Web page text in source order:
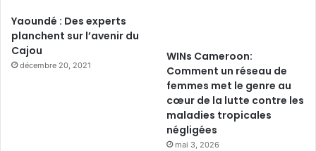
Yaoundé : Des experts
planchent sur l’avenir du
Cajou
décembre 20, 2021
WINs Cameroon:
Comment un réseau de
femmes met le genre au
cœur de la lutte contre les
maladies tropicales
négligées
mai 3, 2026